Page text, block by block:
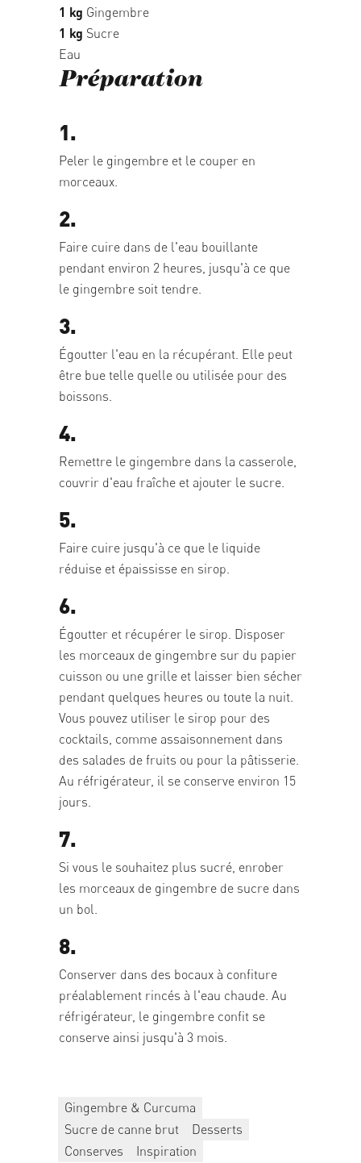
1 kg Gingembre
1 kg Sucre
Eau
Préparation
1.
Peler le gingembre et le couper en
morceaux.
2.
Faire cuire dans de l'eau bouillante
pendant environ 2 heures, jusqu'à ce que
le gingembre soit tendre.
3.
Égoutter l'eau en la récupérant. Elle peut
être bue telle quelle ou utilisée pour des
boissons.
4.
Remettre le gingembre dans la casserole,
couvrir d'eau fraîche et ajouter le sucre.
5.
Faire cuire jusqu'à ce que le liquide
réduise et épaississe en sirop.
6.
Égoutter et récupérer le sirop. Disposer
les morceaux de gingembre sur du papier
cuisson ou une grille et laisser bien sécher
pendant quelques heures ou toute la nuit.
Vous pouvez utiliser le sirop pour des
cocktails, comme assaisonnement dans
des salades de fruits ou pour la pâtisserie.
Au réfrigérateur, il se conserve environ 15
jours.
7.
Si vous le souhaitez plus sucré, enrober
les morceaux de gingembre de sucre dans
un bol.
8.
Conserver dans des bocaux à confiture
préalablement rincés à l'eau chaude. Au
réfrigérateur, le gingembre confit se
conserve ainsi jusqu'à 3 mois.
Gingembre & Curcuma
Sucre de canne brut
Desserts
Conserves
Inspiration